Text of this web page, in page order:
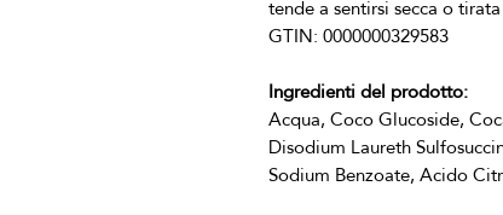
Ingredienti del prodotto:
Acqua, Coco Glucoside,
Disodium Laureth